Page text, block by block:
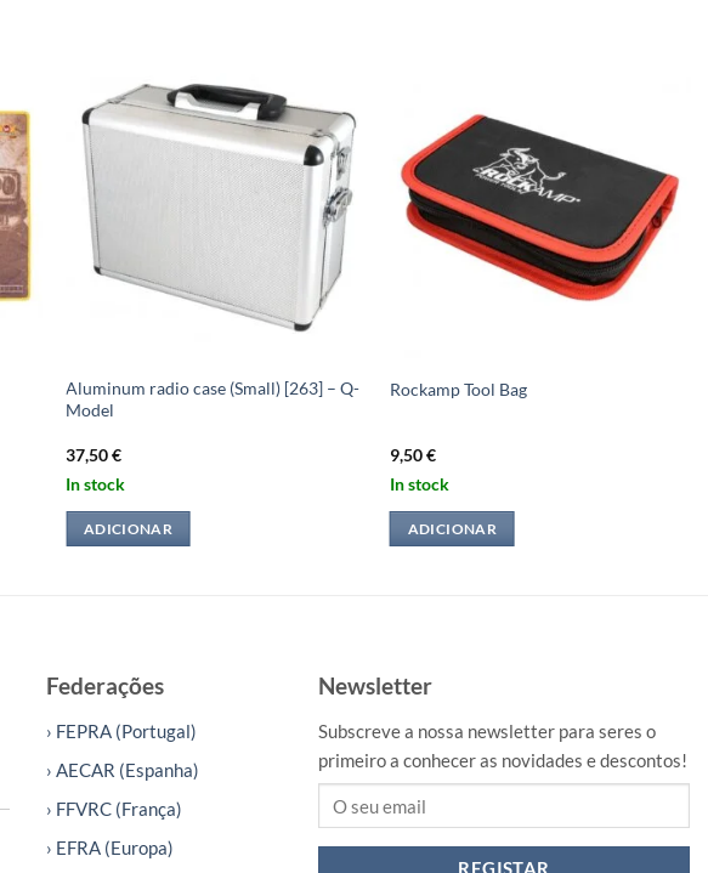
Aluminum radio case (Small) [263] – Q-
Model
37,50€
In stock
ADICIONAR
Rockamp Tool Bag
9,50€
In stock
ADICIONAR
Federações
› FEPRA (Portugal)
› AECAR (Espanha)
› FFVRC (França)
› EFRA (Europa)
Newsletter
Subscreve a nossa newsletter para seres o
primeiro a conhecer as novidades e descontos!